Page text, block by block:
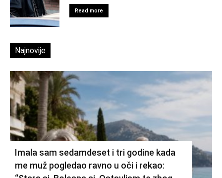
Read more
Najnovije
Imala sam sedamdeset i tri godine kada
me muž pogledao ravno u oči i rekao: